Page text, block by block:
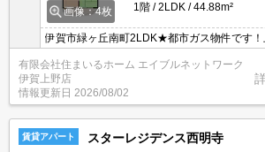
画像：4枚
1階
2LDK 44.88m²
伊賀市緑ヶ丘南町2LDK★都市ガス物件です！
有限会社住まいるホーム エイブルネットワーク
伊賀上野店
情報更新日 2026/08/02
賃貸アパート スターレジデンス西明寺